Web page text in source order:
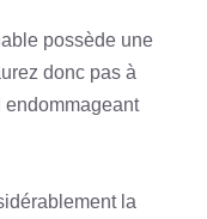
possède une
donc pas à
la